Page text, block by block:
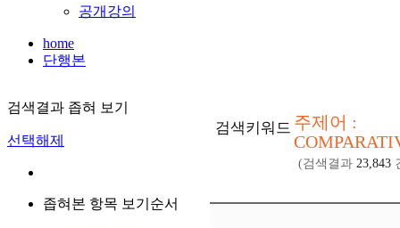
공개강의
home
단행본
검색결과 좁혀 보기
선택해제
좁혀본 항목 보기순서
검색키워드 주제어 :
(검색결과 23,843